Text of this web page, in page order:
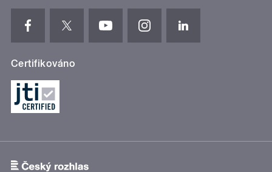
Certifikováno